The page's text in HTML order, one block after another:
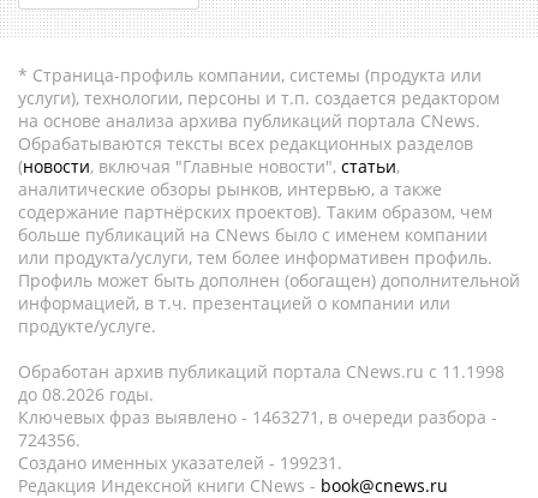
* Страница-профиль компании, системы (продукта или
услуги), технологии, персоны и т.п. создается редактором
на основе анализа архива публикаций портала CNews.
Обрабатываются тексты всех редакционных разделов
(новости, включая "Главные новости", статьи,
аналитические обзоры рынков, интервью, а также
содержание партнёрских проектов). Таким образом, чем
больше публикаций на CNews было с именем компании
или продукта/услуги, тем более информативен профиль.
Профиль может быть дополнен (обогащен) дополнительной
информацией, в т.ч. презентацией о компании или
продукте/услуге.
Обработан архив публикаций портала CNews.ru c 11.1998
до 08.2026 годы.
Ключевых фраз выявлено - 1463271, в очереди разбора -
724356.
Создано именных указателей - 199231.
Редакция Индексной книги CNews - book@cnews.ru